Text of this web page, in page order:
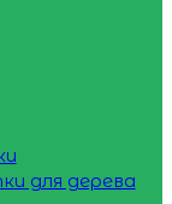
для дерева